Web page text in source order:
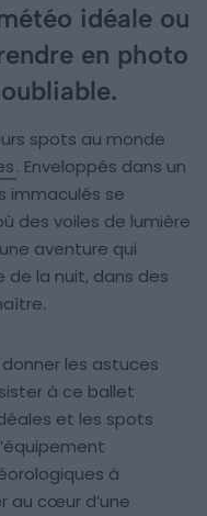
idéale ou
en photo
spots au monde
. Enveloppés dans un
immaculés se
des voiles de lumière
aventure qui
la nuit, dans des
les astuces
à ce ballet
et les spots
à
au cœur d’une